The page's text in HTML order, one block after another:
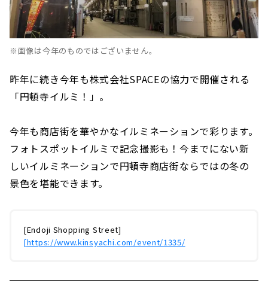
※画像は今年のものではございません。
昨年に続き今年も株式会社SPACEの協力で開催される
「円頓寺イルミ！」。
今年も商店街を華やかなイルミネーションで彩ります。
フォトスポットイルミで記念撮影も！今までにない新
しいイルミネーションで円頓寺商店街ならではの冬の
景色を堪能できます。
[Endoji Shopping Street]
[https://www.kinsyachi.com/event/1335/